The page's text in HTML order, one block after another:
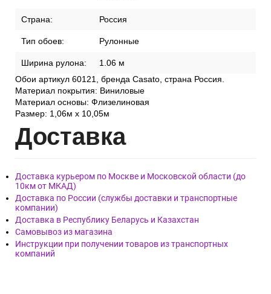
Страна: Россия
Тип обоев: Рулонные
Ширина рулона:
1.06 м
Обои артикул 60121, бренда Casato, страна Россия.
Материал покрытия: Виниловые
Материал основы: Флизелиновая
Размер: 1,06м х 10,05м
Доставка
Доставка курьером по Москве и Московской области (до
10км от МКАД)
Доставка по России (службы доставки и транспортные
компании)
Доставка в Республику Беларусь и Казахстан
Самовывоз из магазина
Инструкции при получении товаров из транспортных
компаний